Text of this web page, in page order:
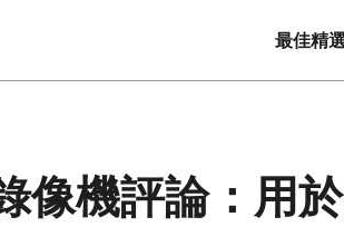
最佳精
像機評論：用